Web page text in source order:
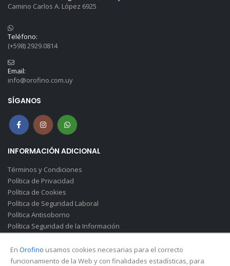
Camino Carlos A. López 6925
Teléfono:
(+598) 2929.0814
Email:
info@orofino.com.uy
SÍGANOS
INFORMACIÓN ADICIONAL
Términos y Condiciones
Política de Privacidad
Política de Cookies
Política de Seguridad Laboral
Política Antisoborno
Política Seguridad de la Información
En Orofino usamos cookies necesarias para el correcto
funcionamiento de la Web y con finalidades estadísticas, para